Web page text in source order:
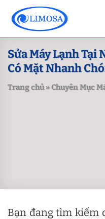
content
Sửa Máy Lạnh Tại
Có Mặt Nhanh
Trang chủ»Chuyên Mục
Bạn đang tìm kiếm